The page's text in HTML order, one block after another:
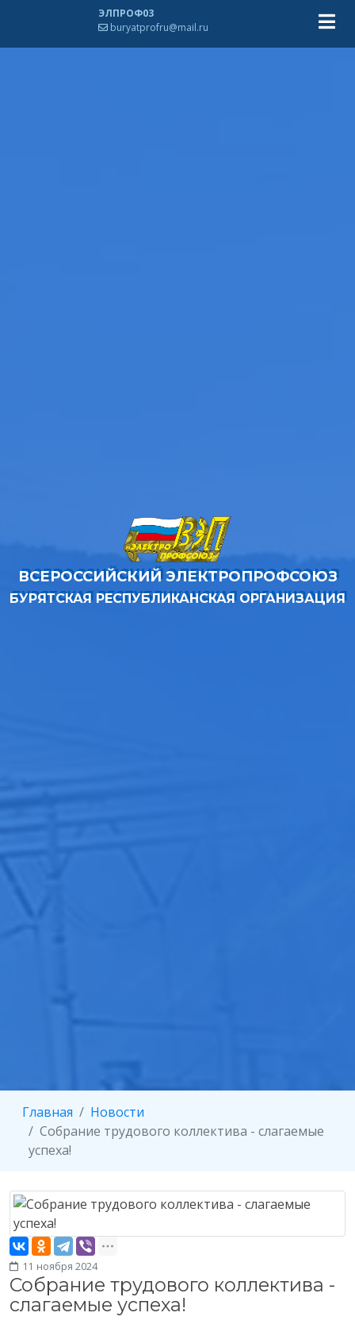
ЭЛПРОФ03
buryatprofru@mail.ru
ВСЕРОССИЙСКИЙ ЭЛЕКТРОПРОФСОЮЗ
БУРЯТСКАЯ РЕСПУБЛИКАНСКАЯ ОРГАНИЗАЦИЯ
Главная
Новости
Собрание трудового коллектива - слагаемые
успеха!
11 ноября 2024
Собрание трудового коллектива -
слагаемые успеха!